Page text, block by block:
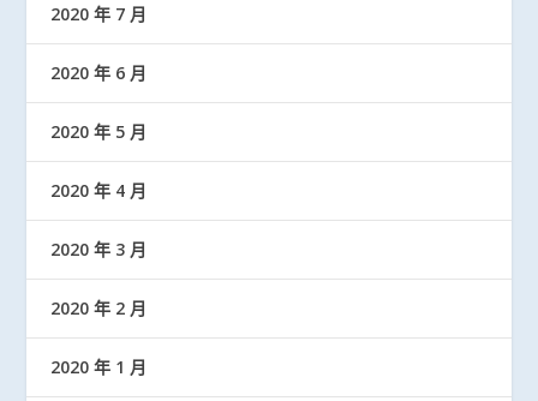
2020 年 7 月
2020 年 6 月
2020 年 5 月
2020 年 4 月
2020 年 3 月
2020 年 2 月
2020 年 1 月